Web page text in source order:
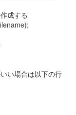
成する
い場合は以下の行